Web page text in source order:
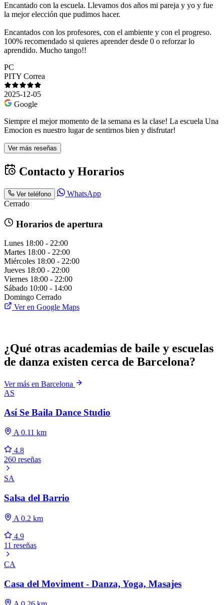
Encantado con la escuela. Llevamos dos años mi pareja y yo y fue
la mejor elección que pudimos hacer.
Encantados con los profesores, con el ambiente y con el progreso.
100% recomendado si quieres aprender desde 0 o reforzar lo
aprendido. Mucho tango!!
PC
PITY Correa
2025-12-05
Google
Siempre el mejor momento de la semana es la clase! La escuela Una
Emocion es nuestro lugar de sentirnos bien y disfrutar!
Ver más reseñas
Contacto y Horarios
Ver teléfono
WhatsApp
Cerrado
Horarios de apertura
Lunes 18:00 - 22:00
Martes 18:00 - 22:00
Miércoles 18:00 - 22:00
Jueves 18:00 - 22:00
Viernes 18:00 - 22:00
Sábado 10:00 - 14:00
Domingo Cerrado
Ver en Google Maps
¿Qué otras academias de baile y escuelas
de danza existen cerca de Barcelona?
Ver más en Barcelona
AS
Así Se Baila Dance Studio
A 0.11 km
4.8
260 reseñas
SA
Salsa del Barrio
A 0.2 km
4.9
11 reseñas
CA
Casa del Moviment - Danza, Yoga, Masajes